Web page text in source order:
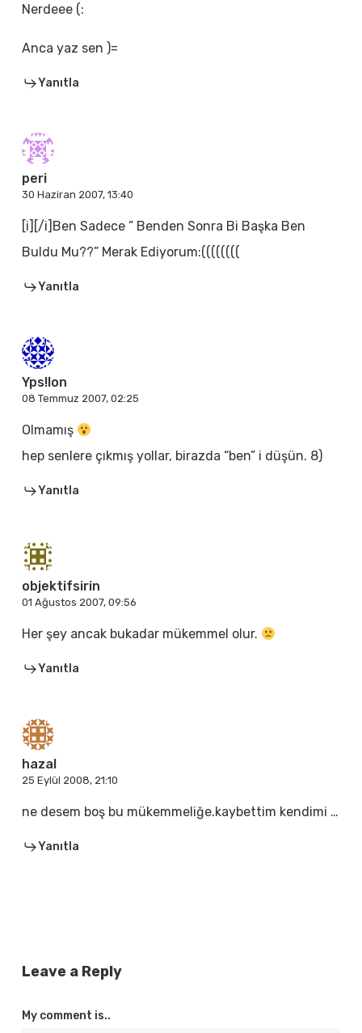
Nerdeee (:
Anca yaz sen )=
Yanıtla
peri
30 Haziran 2007, 13:40
[i][/i]Ben Sadece ” Benden Sonra Bi Başka Ben
Buldu Mu??” Merak Ediyorum:((((((((
Yanıtla
Yps!lon
08 Temmuz 2007, 02:25
Olmamış
hep senlere çıkmış yollar, birazda “ben” i düşün. 8)
Yanıtla
objektifsirin
01 Ağustos 2007, 09:56
Her şey ancak bukadar mükemmel olur.
Yanıtla
hazal
25 Eylül 2008, 21:10
ne desem boş bu mükemmeliğe.kaybettim kendimi …
Yanıtla
Leave a Reply
My comment is..